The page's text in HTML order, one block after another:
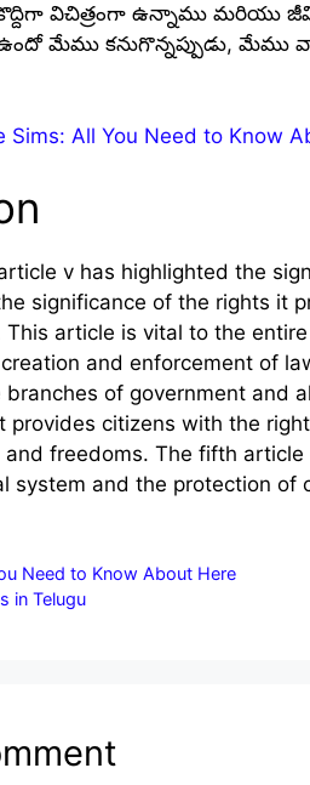
విచిత్రంగా ఉన్నాము మరియు
మేము కనుగొన్నప్పుడు, మేము
Sims: All You Need to Know
v has highlighted the
significance of the rights it
This article is vital to the
and enforcement of
of government and
provides citizens with the
freedoms. The fifth
system and the protection of
Need to Know About Here
in Telugu